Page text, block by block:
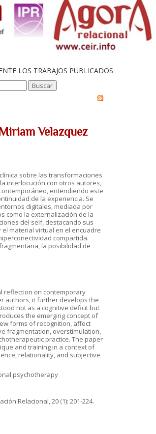
LOS TRABAJOS PUBLICADOS
Velazquez
sobre las transformaciones
interlocución con otros autores,
entendiendo este
de la experiencia. Se
digitales, mediada por
como la externalización de la
del self, destacando sus
material virtual en el encuadre
compartida.
la posibilidad de
reflection on contemporary
authors, it further develops the
not as a cognitive deficit but
the emerging concept of
forms of recognition, affect
fragmentation, overstimulation,
practice. The paper
and training in a context of
relationality, and subjective
psychotherapy
Relacional, 20 (1): 201-224.